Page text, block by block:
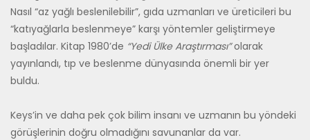
Nasıl “az yağlı beslenilebilir”, gıda uzmanları ve üreticileri bu
“katıyağlarla beslenmeye” karşı yöntemler geliştirmeye
başladılar. Kitap 1980’de “Yedi Ülke Araştırması”olarak
yayınlandı, tıp ve beslenme dünyasında önemli bir yer
buldu.
Keys’in ve daha pek çok bilim insanı ve uzmanın bu yöndeki
görüşlerinin doğru olmadığını savunanlar da var.